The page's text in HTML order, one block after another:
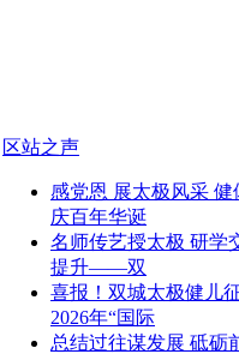
区站之声
感党恩 展太极风采 健
庆百年华诞
名师传艺授太极 研学
提升——双
喜报！双城太极健儿
2026年“国际
总结过往谋发展 砥砺